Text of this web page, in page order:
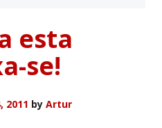
esta
se!
2011 by Artur